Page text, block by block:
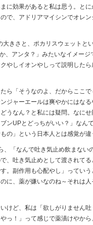
に効果があると私は思う。と
で、アドリアマイシンでオレ
きさと、ポカリスウェットと
、アンタ？」みたいなイメージ
やしイオンやしって説明した
ら「そうなのよ、だからここ
ジャーエールは爽やかにはな
うなん？と私には疑問。なに
ンUPとどっちがいい？」なん
の」という日本人とは感覚が違
、「なんで吐き気止め飲まない
、吐き気止めとして渡されて
。副作用も心配やし」ってい
に、薬が嫌いなのね～それは
けど、私は「欲しがりません
っ！」って感じで薬漬けやか